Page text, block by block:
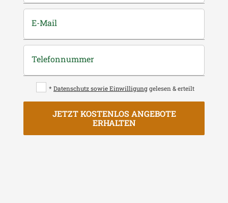
E-Mail
Telefonnummer
* Datenschutz sowie Einwilligung gelesen & erteilt
JETZT KOSTENLOS ANGEBOTE
ERHALTEN